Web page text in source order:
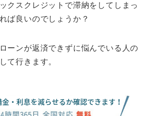
クスクレジットで滞納をしてしまっ
ば良いのでしょうか？
ーンが返済できずに悩んでいる人の
て行きます。